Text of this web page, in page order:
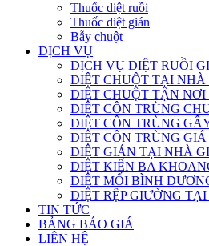
Thuốc diệt ruồi
Thuốc diệt gián
Bẫy chuột
DỊCH VỤ
DỊCH VỤ DIỆT RUỒI
DIỆT CHUỘT TẠI NHÀ
DIỆT CHUỘT TẬN NƠI
DIỆT CÔN TRÙNG
DIỆT CÔN TRÙNG
DIỆT CÔN TRÙNG GIÁ
DIỆT GIÁN TẠI NHÀ
DIỆT KIẾN BA
DIỆT MỐI BÌNH
DIỆT RỆP GIƯỜNG
TIN TỨC
BẢNG BÁO GIÁ
LIÊN HỆ